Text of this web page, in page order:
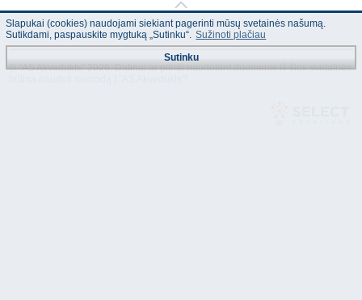
© "AS Akvedukts" 2026. Dalinai ar pilnai naudojant duomenis iš šios svetainės
Slapukai (cookies) naudojami siekiant pagerinti mūsų svetainės našumą.
Sutikdami, paspauskite mygtuką „Sutinku“. Sužinoti plačiau
Sutinku